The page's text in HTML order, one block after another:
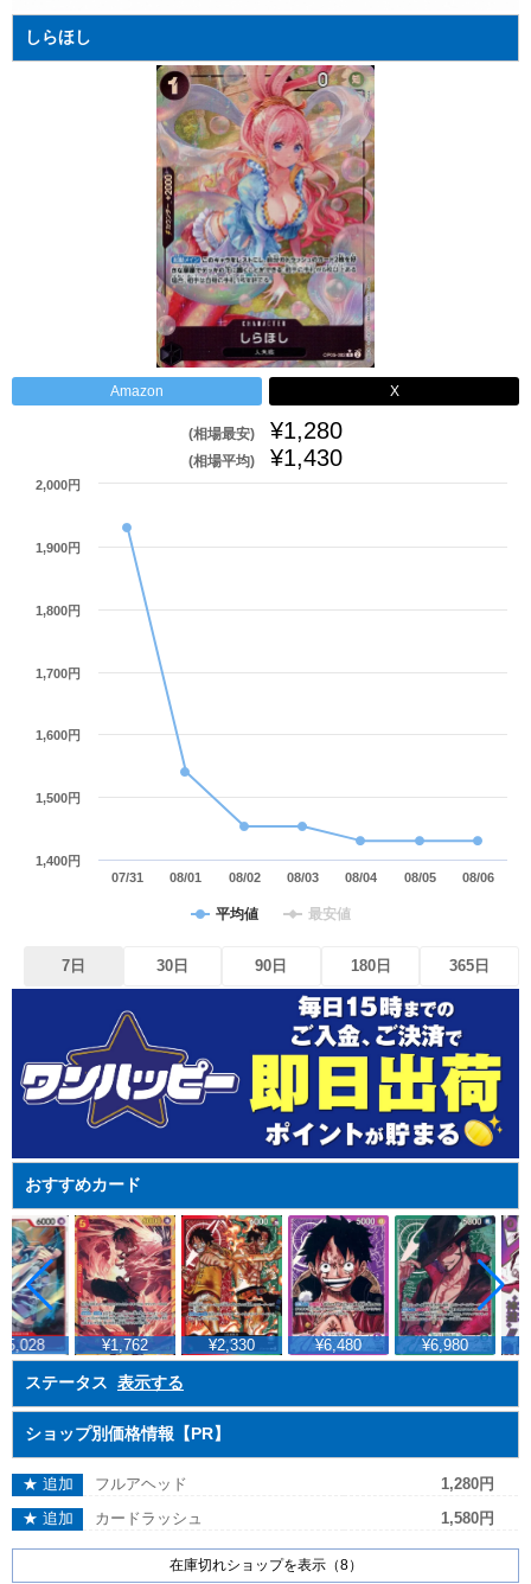
しらほし
Amazon X
(相場最安) ¥1,280
(相場平均) ¥1,430
平均値 最安値
07/31 08/01 08/02 08/03 08/04 08/05 08/06
1,400円
1,500円
1,600円
1,700円
1,800円
1,900円
2,000円
7日 30日 90日 180日 365日
おすすめカード
¥1,762 ¥2,330 ¥6,480 ¥6,980
ステータス 表示する
ショップ別価格情報【PR】
★ 追加 フルアヘッド
1,280円
★ 追加
カードラッシュ 1,580円
在庫切れショップを表示（8）